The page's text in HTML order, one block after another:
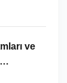
ve